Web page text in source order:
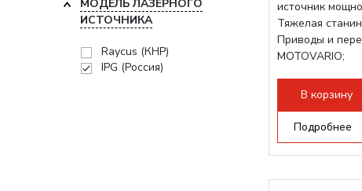
источник
Тяжелая
Приводы и
MOTOVARIO;
В корзину
Подробнее
МОДЕЛЬ ЛАЗЕРНОГО
ИСТОЧНИКА
Raycus (КНР)
IPG (Россия)